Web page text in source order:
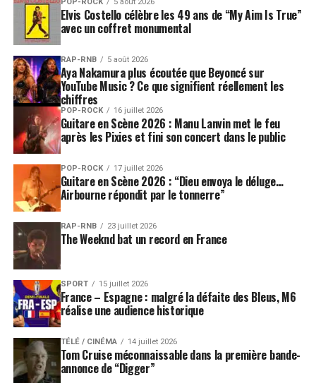
Elvis Costello célèbre les 49 ans de “My Aim Is True”
avec un coffret monumental
RAP-RNB 5 août 2026
Aya Nakamura plus écoutée que Beyoncé sur
YouTube Music ? Ce que signifient réellement les
chiffres
POP-ROCK 16 juillet 2026
Guitare en Scène 2026 : Manu Lanvin met le feu
après les Pixies et fini son concert dans le public
POP-ROCK 17 juillet 2026
Guitare en Scène 2026 : “Dieu envoya le déluge…
Airbourne répondit par le tonnerre”
RAP-RNB 23 juillet 2026
The Weeknd bat un record en France
SPORT 15 juillet 2026
France – Espagne : malgré la défaite des Bleus, M6
réalise une audience historique
TÉLÉ / CINÉMA 14 juillet 2026
Tom Cruise méconnaissable dans la première bande-
annonce de “Digger”